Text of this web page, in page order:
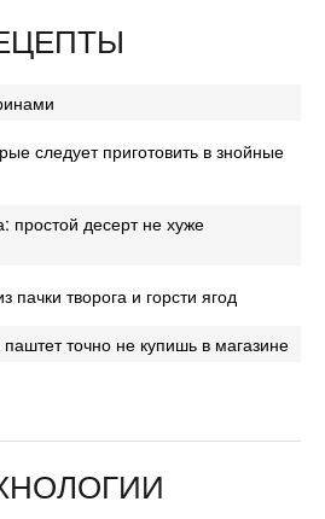
следует приготовить в знойные
простой десерт не хуже
пачки творога и горсти ягод
точно не купишь в магазине